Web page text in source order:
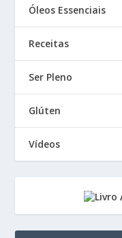
Óleos Essenciais
Receitas
Ser Pleno
Glúten
Vídeos